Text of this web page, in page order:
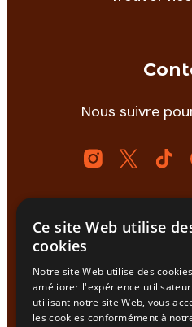
Nous suivre
Ce site Web utilise
cookies
Notre site Web utilise des
améliorer l'expérience
utilisant notre site Web, vous
les cookies conformément à